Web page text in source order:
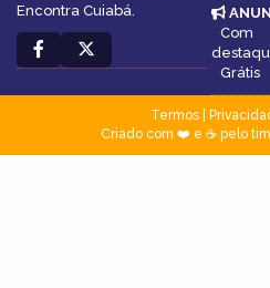
Encontra Cuiabá.
Com
Grátis
Termos|
Criado com ❤️ e ☕ pelo